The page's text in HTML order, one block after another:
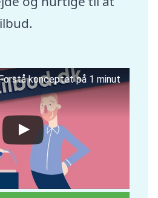
konceptet på 1 minut